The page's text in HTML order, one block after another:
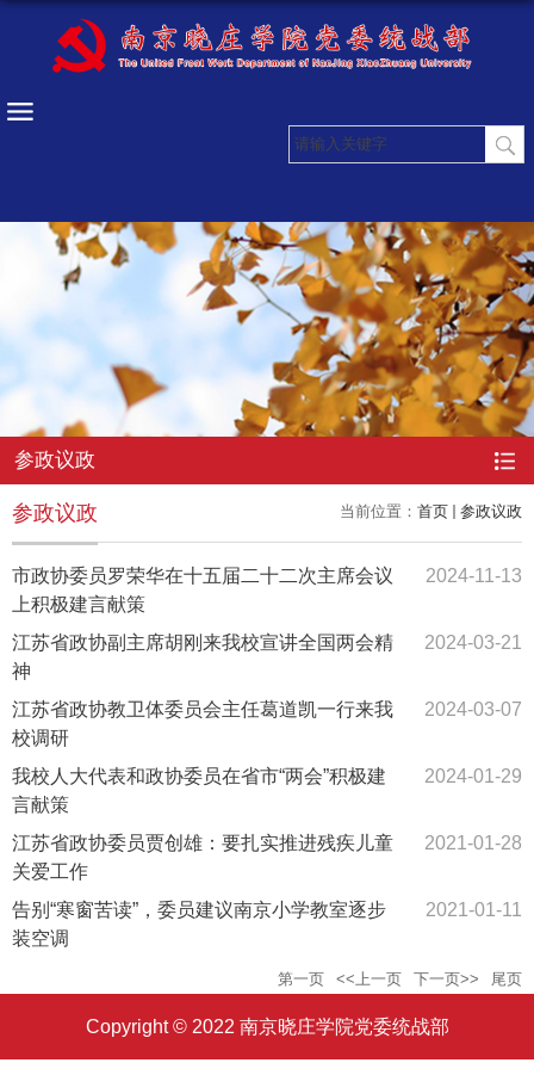
参政议政
当前位置： 首页 参政议政
参政议政
市政协委员罗荣华在十五届二十二次主席会议
上积极建言献策
2024-11-13
江苏省政协副主席胡刚来我校宣讲全国两会精
神
2024-03-21
江苏省政协教卫体委员会主任葛道凯一行来我
校调研
2024-03-07
我校人大代表和政协委员在省市“两会”积极建
言献策
2024-01-29
江苏省政协委员贾创雄：要扎实推进残疾儿童
关爱工作
2021-01-28
告别“寒窗苦读”，委员建议南京小学教室逐步
装空调
2021-01-11
第一页 <<上一页 下一页>> 尾页
Copyright © 2022 南京晓庄学院党委统战部